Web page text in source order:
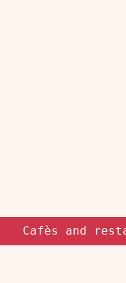
Cafès and